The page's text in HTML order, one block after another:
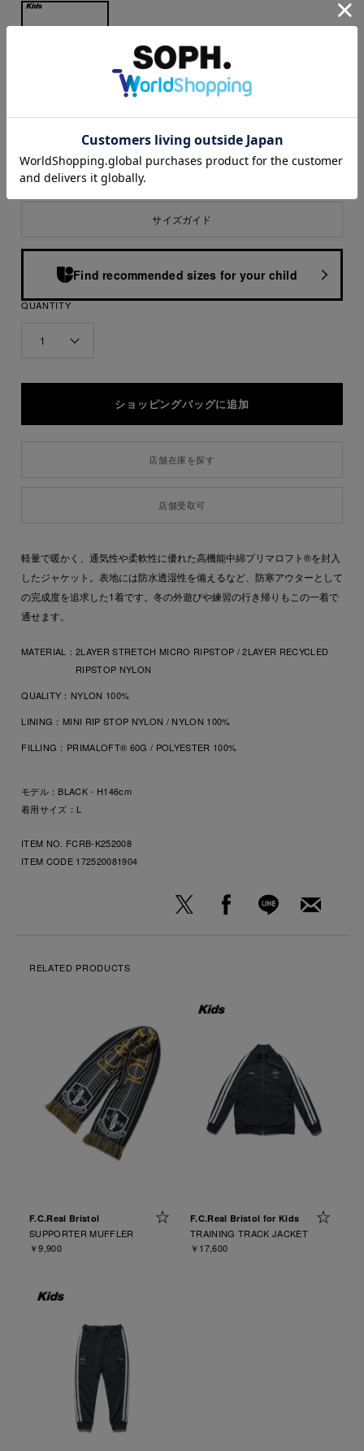
M(120-130) L(140-150)
サイズガイド
Find recommended sizes for your child
QUANTITY
1
店舗在庫を探す
店舗受取可
軽量で暖かく、通気性や柔軟性に優れた高機能中綿プリマロフト®を封入
したジャケット。表地には防水透湿性を備えるなど、防寒アウターとして
の完成度を追求した1着です。冬の外遊びや練習の行き帰りもこの一着で
通せます。
MATERIAL： 2LAYER STRETCH MICRO RIPSTOP / 2LAYER RECYCLED
RIPSTOP NYLON
QUALITY： NYLON 100%
LINING： MINI RIP STOP NYLON / NYLON 100%
FILLING： PRIMALOFT® 60G / POLYESTER 100%
モデル：BLACK - H146cm
着用サイズ：L
ITEM NO. FCRB-K252008
ITEM CODE 172520081904
RELATED PRODUCTS
F.C.Real Bristol
SUPPORTER MUFFLER
￥9,900
F.C.Real Bristol for Kids
TRAINING TRACK JACKET
￥17,600